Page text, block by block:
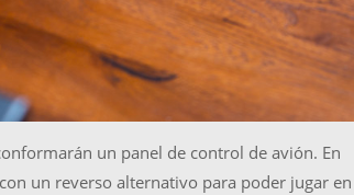
un panel de control de avión. En
un reverso alternativo para poder jugar en